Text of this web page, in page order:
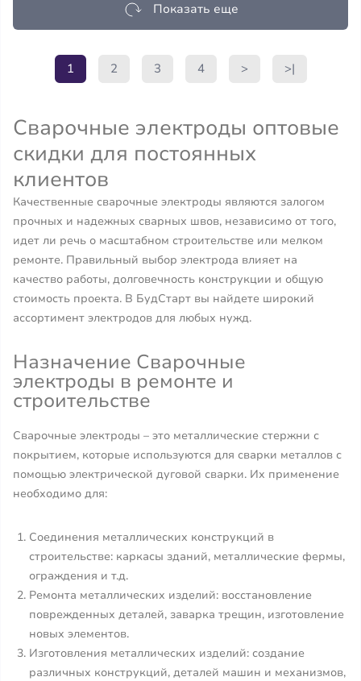
Показать еще
1 2 3 4 > >|
Сварочные электроды оптовые
скидки для постоянных
клиентов
Качественные сварочные электроды являются залогом
прочных и надежных сварных швов, независимо от того,
идет ли речь о масштабном строительстве или мелком
ремонте. Правильный выбор электрода влияет на
качество работы, долговечность конструкции и общую
стоимость проекта. В БудСтарт вы найдете широкий
ассортимент электродов для любых нужд.
Назначение Сварочные
электроды в ремонте и
строительстве
Сварочные электроды – это металлические стержни с
покрытием, которые используются для сварки металлов с
помощью электрической дуговой сварки. Их применение
необходимо для:
Соединения металлических конструкций в
строительстве: каркасы зданий, металлические фермы,
ограждения и т.д.
Ремонта металлических изделий: восстановление
поврежденных деталей, заварка трещин, изготовление
новых элементов.
Изготовления металлических изделий: создание
различных конструкций, деталей машин и механизмов,